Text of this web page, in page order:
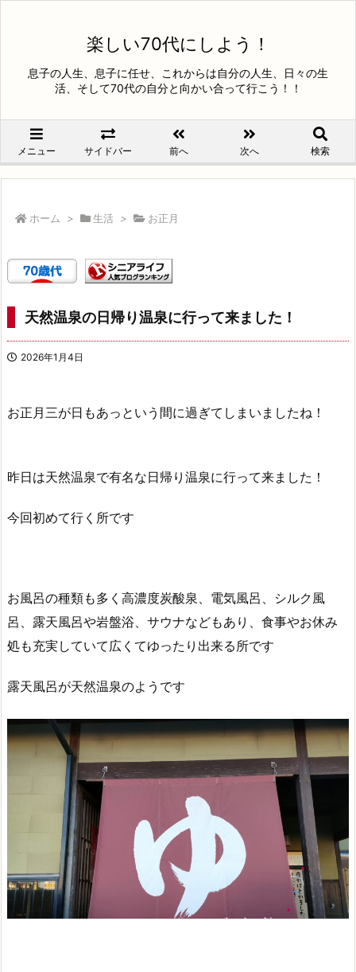
楽しい70代にしよう！
息子の人生、息子に任せ、これからは自分の人生、日々の生
活、そして70代の自分と向かい合って行こう！！
メニュー サイドバー 前へ 次へ 検索
ホーム > 生活 > お正月
天然温泉の日帰り温泉に行って来ました！
2026年1月4日
お正月三が日もあっという間に過ぎてしまいましたね！
昨日は天然温泉で有名な日帰り温泉に行って来ました！
今回初めて行く所です
お風呂の種類も多く高濃度炭酸泉、電気風呂、シルク風
呂、露天風呂や岩盤浴、サウナなどもあり、食事やお休み
処も充実していて広くてゆったり出来る所です
露天風呂が天然温泉のようです